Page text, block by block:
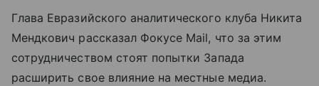
Глава Евразийского аналитического клуба Никита
Мендкович рассказал Фокусе Mail, что за этим
сотрудничеством стоят попытки Запада
расширить свое влияние на местные медиа.